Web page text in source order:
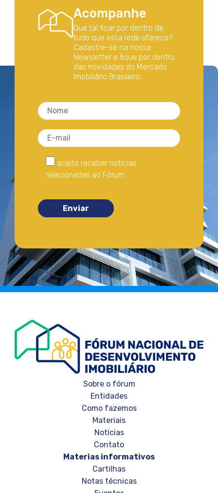
Acompanhe
Que tal ficar por dentro de
tudo que esta rede oferece?
Cadastre-se na nossa
Newsletter e fique por dentro
das novidades do Mercado
Imobiliário Brasileiro.
aceito receber notícias
relacionadas ao Fórum
Sobre o fórum
Entidades
Como fazemos
Materiais
Notícias
Contato
Materias informativos
Cartilhas
Notas técnicas